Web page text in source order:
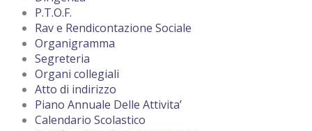
P.T.O.F.
Rav e Rendicontazione Sociale
Organigramma
Segreteria
Organi collegiali
Atto di indirizzo
Piano Annuale Delle Attivita’
Calendario Scolastico